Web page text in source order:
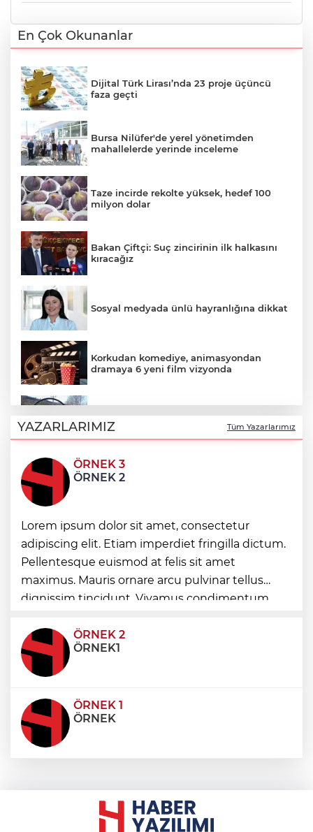
En Çok Okunanlar
Dijital Türk Lirası’nda 23 proje üçüncü
faza geçti
Bursa Nilüfer'de yerel yönetimden
mahallelerde yerinde inceleme
Taze incirde rekolte yüksek, hedef 100
milyon dolar
Bakan Çiftçi: Suç zincirinin ilk halkasını
kıracağız
Sosyal medyada ünlü hayranlığına dikkat
Korkudan komediye, animasyondan
dramaya 6 yeni film vizyonda
başladı
Orman yangınları şirketler istratejik risk...
Sigorta açığı büyüyor
Yöresel lezzetler gastronomi sokağında
ziyaretçilerle buluşuyor
Çin’de Dolphin tayfunu için kırmızı
alarm!
YAZARLARIMIZ Tüm Yazarlarımız
ÖRNEK 3
ÖRNEK 2
Lorem ipsum dolor sit amet, consectetur
adipiscing elit. Etiam imperdiet fringilla dictum.
Pellentesque euismod at felis sit amet
maximus. Mauris ornare arcu pulvinar tellus
dignissim tincidunt. Vivamus condimentum
condimentum eros et, faucibus sapien. Praese
ÖRNEK 2
ÖRNEK1
ÖRNEK 1
ÖRNEK